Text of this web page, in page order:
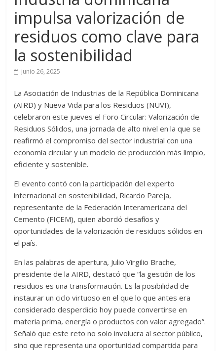
impulsa valorización de
residuos como clave para
la sostenibilidad
junio 26, 2025
La Asociación de Industrias de la República Dominicana
(AIRD) y Nueva Vida para los Residuos (NUVI),
celebraron este jueves el Foro Circular: Valorización de
Residuos Sólidos, una jornada de alto nivel en la que se
reafirmó el compromiso del sector industrial con una
economía circular y un modelo de producción más limpio,
eficiente y sostenible.
El evento contó con la participación del experto
internacional en sostenibilidad, Ricardo Pareja,
representante de la Federación Interamericana del
Cemento (FICEM), quien abordó desafíos y
oportunidades de la valorización de residuos sólidos en
el país.
En las palabras de apertura, Julio Virgilio Brache,
presidente de la AIRD, destacó que “la gestión de los
residuos es una transformación. Es la posibilidad de
instaurar un ciclo virtuoso en el que lo que antes era
considerado desperdicio hoy puede convertirse en
materia prima, energía o productos con valor agregado”.
Señaló que este reto no solo involucra al sector público,
sino que representa una oportunidad compartida para